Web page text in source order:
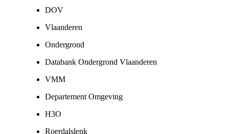
DOV
Vlaanderen
Ondergrond
Databank Ondergrond Vlaanderen
VMM
Departement Omgeving
H3O
Roerdalslenk